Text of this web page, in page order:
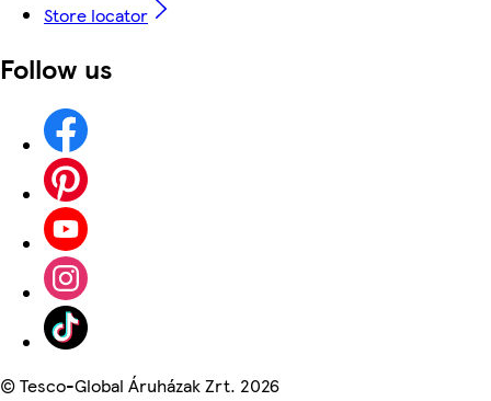
Store locator
Follow us
©Tesco-Global Áruházak Zrt. 2026